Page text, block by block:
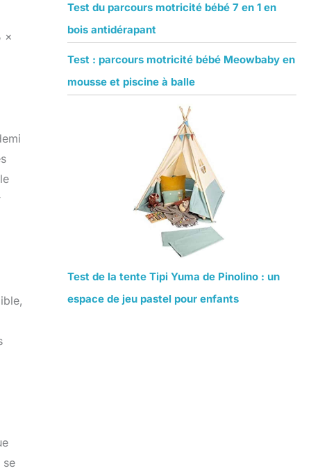
x
se
Test du parcours motricité bébé 7 en 1 en
bois antidérapant
Test : parcours motricité bébé Meowbaby en
mousse et piscine à balle
Test de la tente Tipi Yuma de Pinolino : un
espace de jeu pastel pour enfants